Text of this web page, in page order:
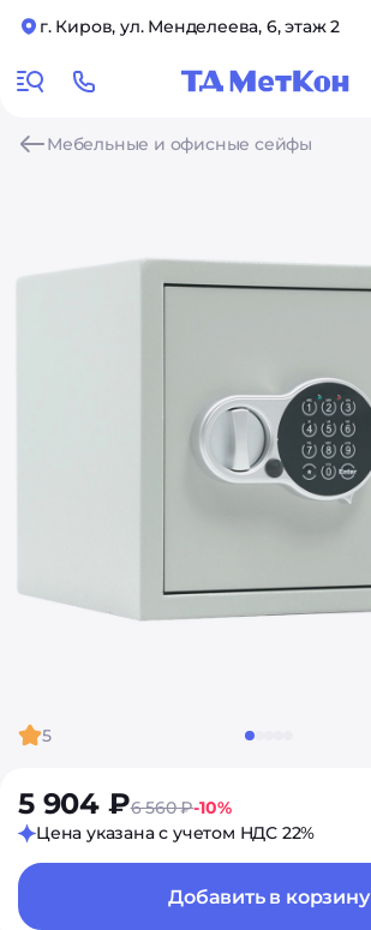
г. Киров, ул. Менделеева, 6, этаж 2
Мебельные и офисные сейфы
5
5 904 ₽6 560 ₽-10%
Цена указана с учетом НДС 22%
Добавить в корзину